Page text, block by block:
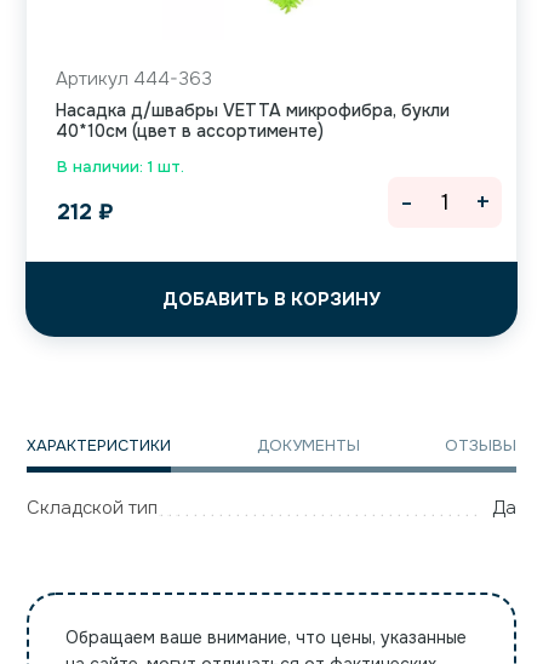
В наличии: 1 шт.
Артикул 444-363
Насадка д/швабры VETTA микрофибра, букли
40*10см (цвет в ассортименте)
212 ₽
ДОБАВИТЬ В КОРЗИНУ
- +
ХАРАКТЕРИСТИКИ ДОКУМЕНТЫ ОТЗЫВЫ
Складской тип Да
Обращаем ваше внимание, что цены, указанные